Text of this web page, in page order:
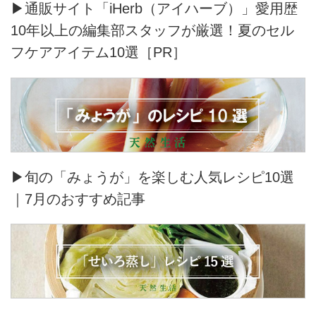
▶通販サイト「iHerb（アイハーブ）」愛用歴
10年以上の編集部スタッフが厳選！夏のセル
フケアアイテム10選［PR］
▶旬の「みょうが」を楽しむ人気レシピ10選
｜7月のおすすめ記事